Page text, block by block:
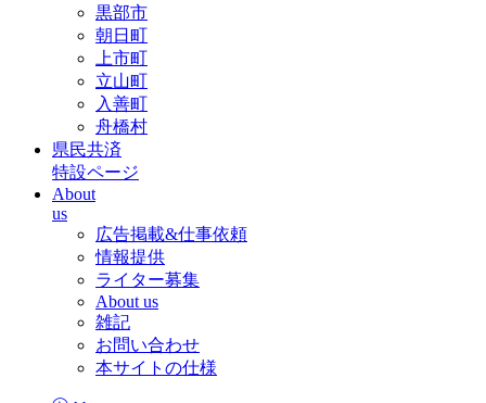
黒部市
朝日町
上市町
立山町
入善町
舟橋村
県民共済
特設ページ
About
us
広告掲載&仕事依頼
情報提供
ライター募集
About us
雑記
お問い合わせ
本サイトの仕様